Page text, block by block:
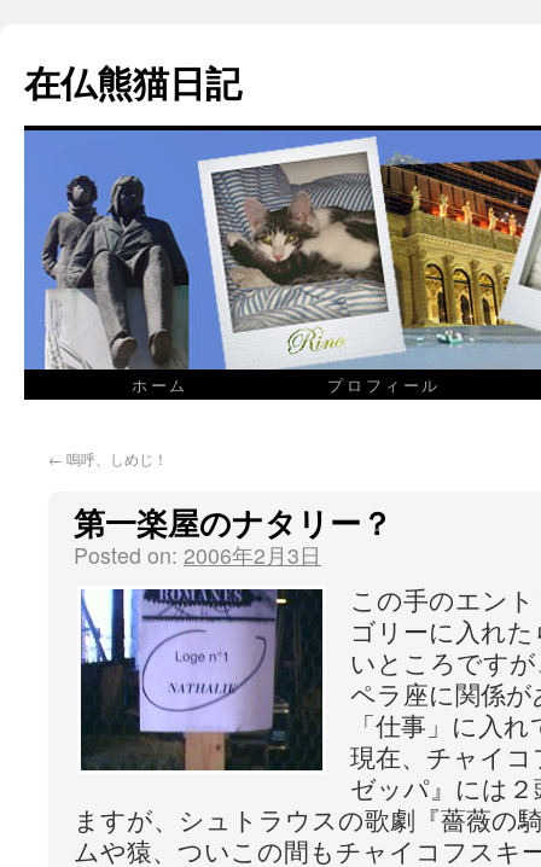
在仏熊猫日記
ホーム プロフィール
← 嗚呼、しめじ！
第一楽屋のナタリー？
Posted on: 2006年2月3日
この手のエン
ゴリーに入れ
いところです
ペラ座に関係
「仕事」に入
現在、チャイ
ゼッパ』には
ますが、シュトラウスの歌劇『薔薇の
ムや猿、ついこの間もチャイコフスキ